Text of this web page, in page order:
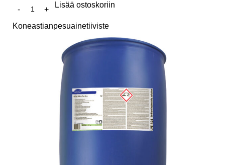
Lisää ostoskoriin
Koneastianpesuainetiiviste